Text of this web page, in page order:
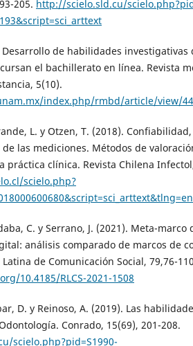
205. http://scielo.sld.cu/
Desarrollo de habilidades investigativas
el bachillerato en línea. Revista
5(10).
index.php/rmbd/article/view/
L. y Otzen, T. (2018).
las mediciones. Métodos de
práctica clínica. Revista Chilena
scielo.php?
C. y Serrano, J. (2021). Meta-marco
análisis comparado de marcos de
de Comunicación Social, 79,76-
10.4185/RLCS-2021-1508
D. y Reinoso, A. (2019). Las
Conrado, 15(69), 201-208.
scielo.php?pid=S1990-